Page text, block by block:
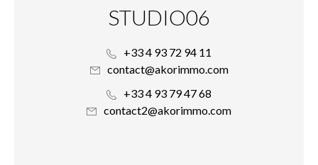
STUDIO06
+33 4 93 72 94 11
contact@akorimmo.com
+33 4 93 79 47 68
contact2@akorimmo.com